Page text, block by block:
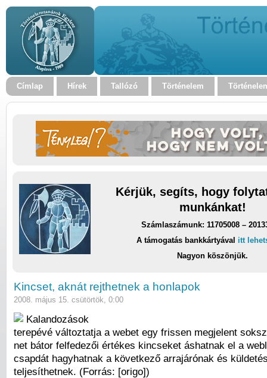
Címlap Hírek Tallózó Történelem
Kérjük, segíts, hogy
munkánkat!
Számlaszámunk: 11705008 –
A támogatás bankkártyával itt
Nagyon köszönjük.
Kincset, aknát rejthetnek a honlapok
2008. május 15. csütörtök, 0:00
Kalandozások
terepévé változtatja a webet egy frissen megjelent
net bátor felfedezői értékes kincseket áshatnak el a
csapdát hagyhatnak a következő arrajárónak és
teljesíthetnek. (Forrás: [origo])